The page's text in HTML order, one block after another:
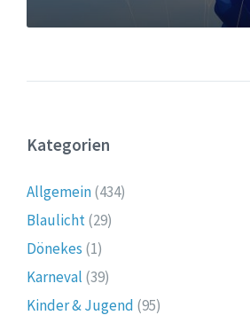
Kategorien
Allgemein(434)
Blaulicht(29)
Dönekes (1)
Karneval (39)
Kinder & Jugend (95)